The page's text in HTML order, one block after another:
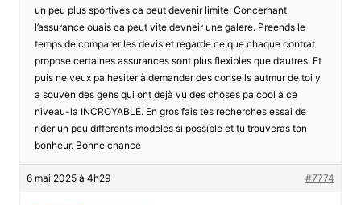
un peu plus sportives ca peut devenir limite. Concernant
l’assurance ouais ca peut vite devneir une galere. Preends le
temps de comparer les devis et regarde ce que chaque contrat
propose certaines assurances sont plus flexibles que d’autres. Et
puis ne veux pa hesiter à demander des conseils autmur de toi y
a souven des gens qui ont dejà vu des choses pa cool à ce
niveau-la INCROYABLE. En gros fais tes recherches essai de
rider un peu differents modeles si possible et tu trouveras ton
bonheur. Bonne chance
6 mai 2025 à 4h29 #7774